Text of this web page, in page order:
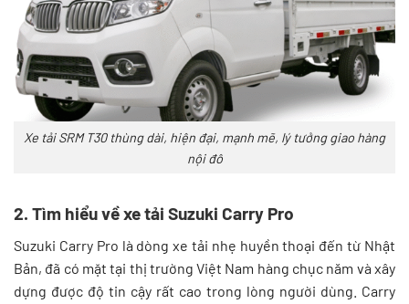
Xe tải SRM T30 thùng dài, hiện đại, mạnh mẽ, lý tưởng giao hàng
nội đô
2. Tìm hiểu về xe tải Suzuki Carry Pro
Suzuki Carry Pro là dòng xe tải nhẹ huyền thoại đến từ Nhật
Bản, đã có mặt tại thị trường Việt Nam hàng chục năm và xây
dựng được độ tin cậy rất cao trong lòng người dùng. Carry